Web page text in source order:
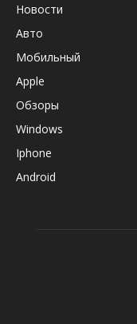
Новости
Авто
Мобильный
Apple
Обзоры
Windows
Iphone
Android